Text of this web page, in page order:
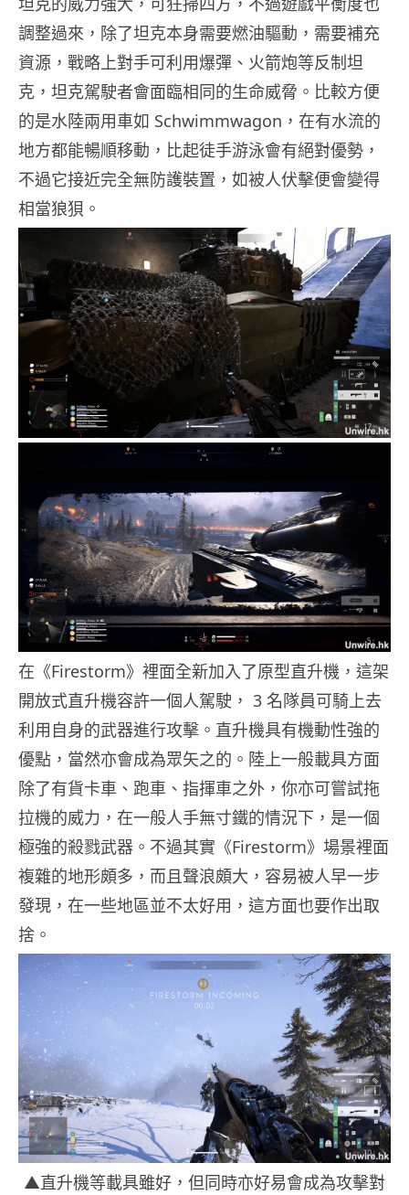
調整過來，除了坦克本身需要燃油驅動，需要補充
資源，戰略上對手可利用爆彈、火箭炮等反制坦
克，坦克駕駛者會面臨相同的生命威脅。比較方便
的是水陸兩用車如 Schwimmwagon，在有水流的
地方都能暢順移動，比起徒手游泳會有絕對優勢，
不過它接近完全無防護裝置，如被人伏擊便會變得
相當狼狽。
在《Firestorm》裡面全新加入了原型直升機，這架
開放式直升機容許一個人駕駛， 3 名隊員可騎上去
利用自身的武器進行攻擊。直升機具有機動性強的
優點，當然亦會成為眾矢之的。陸上一般載具方面
除了有貨卡車、跑車、指揮車之外，你亦可嘗試拖
拉機的威力，在一般人手無寸鐵的情況下，是一個
極強的殺戮武器。不過其實《Firestorm》場景裡面
複雜的地形頗多，而且聲浪頗大，容易被人早一步
發現，在一些地區並不太好用，這方面也要作出取
捨。
▲直升機等載具雖好，但同時亦好易會成為攻擊對